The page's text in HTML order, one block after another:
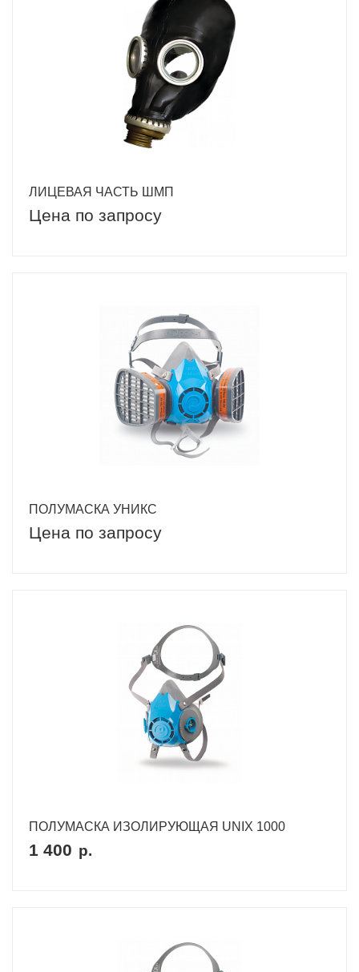
ЛИЦЕВАЯ ЧАСТЬ ШМП
Цена по запросу
ПОЛУМАСКА УНИКС
Цена по запросу
ПОЛУМАСКА ИЗОЛИРУЮЩАЯ UNIX 1000
1 400 р.